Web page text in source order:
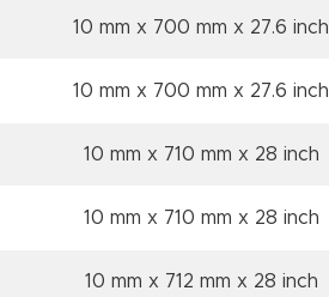
10 mm x 700 mm x 27.6 inch
10 mm x 700 mm x 27.6 inch
10 mm x 710 mm x 28 inch
10 mm x 710 mm x 28 inch
10 mm x 712 mm x 28 inch